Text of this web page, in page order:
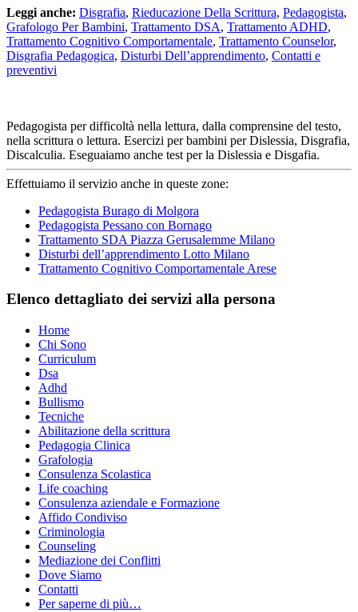
Leggi anche: Disgrafia, Rieducazione Della Scrittura, Pedagogista,
Grafologo Per Bambini, Trattamento DSA, Trattamento ADHD,
Trattamento Cognitivo Comportamentale, Trattamento Counselor,
Disgrafia Pedagogica, Disturbi Dell’apprendimento, Contatti e
preventivi
Pedagogista per difficoltà nella lettura, dalla comprensine del testo,
nella scrittura o lettura. Esercizi per bambini per Dislessia, Disgrafia,
Discalculia. Eseguaiamo anche test per la Dislessia e Disgafia.
Effettuiamo il servizio anche in queste zone:
Pedagogista Burago di Molgora
Pedagogista Pessano con Bornago
Trattamento SDA Piazza Gerusalemme Milano
Disturbi dell’apprendimento Lotto Milano
Trattamento Cognitivo Comportamentale Arese
Elenco dettagliato dei servizi alla persona
Home
Chi Sono
Curriculum
Dsa
Adhd
Bullismo
Tecniche
Abilitazione della scrittura
Pedagogia Clinica
Grafologia
Consulenza Scolastica
Life coaching
Consulenza aziendale e Formazione
Affido Condiviso
Criminologia
Counseling
Mediazione dei Conflitti
Dove Siamo
Contatti
Per saperne di più…